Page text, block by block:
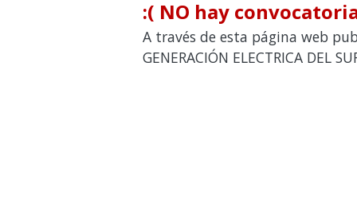
:( NO hay
A través de esta página web
GENERACIÓN ELECTRICA DEL